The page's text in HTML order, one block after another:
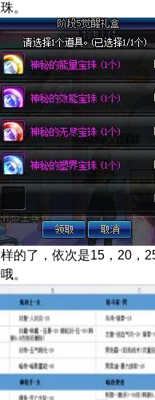
。
的了，依次是15，20，
。